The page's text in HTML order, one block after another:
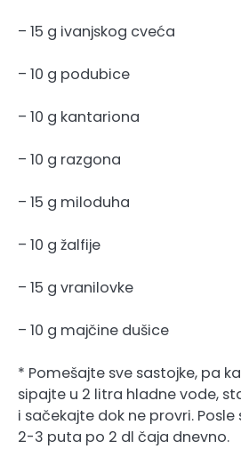
– 15 g ivanjskog cveća
– 10 g podubice
– 10 g kantariona
– 10 g razgona
– 15 g miloduha
– 10 g žalfije
– 15 g vranilovke
– 10 g majčine dušice
* Pomešajte sve sastojke, pa
sipajte u 2 litra hladne vode,
i sačekajte dok ne provri.
2-3 puta po 2 dl čaja dnevno.